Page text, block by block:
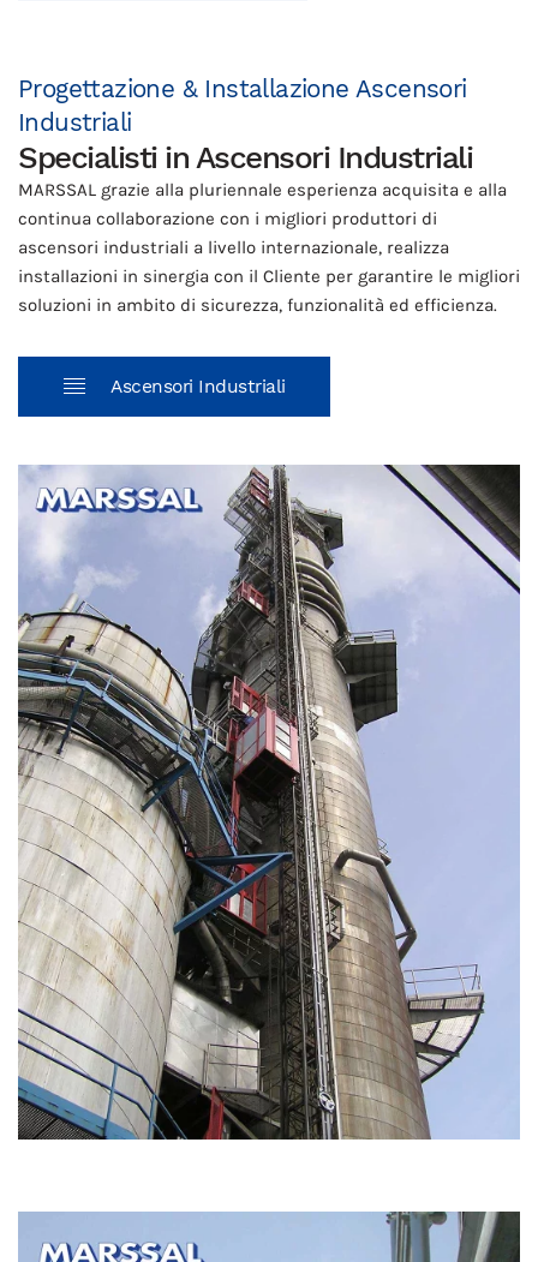
Progettazione & Installazione Ascensori
Industriali
Specialisti in Ascensori Industriali
MARSSAL grazie alla pluriennale esperienza acquisita e alla
continua collaborazione con i migliori produttori di
ascensori industriali a livello internazionale, realizza
installazioni in sinergia con il Cliente per garantire le migliori
soluzioni in ambito di sicurezza, funzionalità ed efficienza.
Ascensori Industriali